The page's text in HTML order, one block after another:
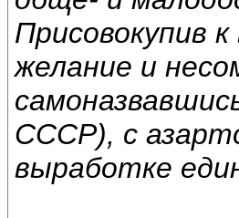
Присовокупив
желание и
СССР), с
выработке